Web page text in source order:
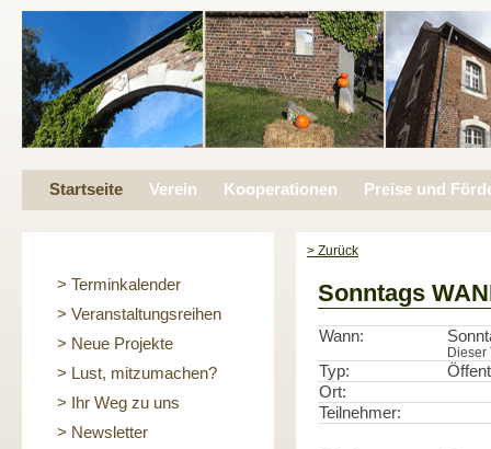
Startseite Verein Kooperationen Preise und
> Terminkalender
> Veranstaltungsreihen
> Neue Projekte
> Lust, mitzumachen?
> Ihr Weg zu uns
> Newsletter
> Zurück
Sonntags
Wann:
Dieser
Typ:
Ort:
Teilnehmer: